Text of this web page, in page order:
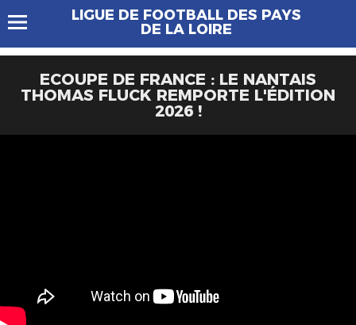
LIGUE DE FOOTBALL DES PAYS
DE LA LOIRE
ECOUPE DE FRANCE : LE NANTAIS
THOMAS FLUCK REMPORTE L'ÉDITION
2026 !